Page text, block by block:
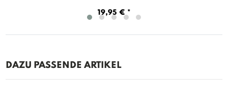
19,95 € *
DAZU PASSENDE ARTIKEL